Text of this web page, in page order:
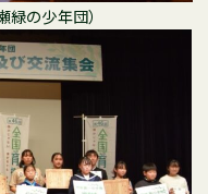
の少年団）